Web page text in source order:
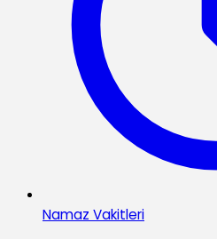
Namaz Vakitleri